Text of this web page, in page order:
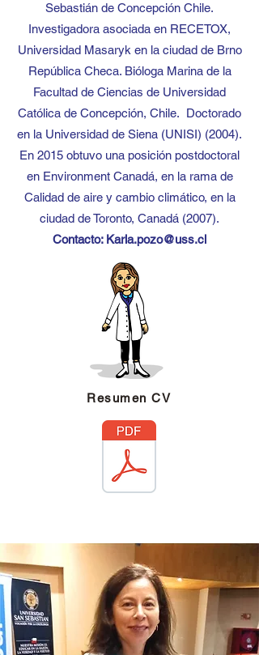
Sebastián de Concepción Chile.
Investigadora asociada en RECETOX,
Universidad Masaryk en la ciudad de Brno
República Checa. Bióloga Marina de la
Facultad de Ciencias de Universidad
Católica de Concepción, Chile. Doctorado
en la Universidad de Siena (UNISI) (2004).
En 2015 obtuvo una posición postdoctoral
en Environment Canadá, en la rama de
Calidad de aire y cambio climático, en la
ciudad de Toronto, Canadá (2007).
Contacto: Karla.pozo@uss.cl
Resumen CV